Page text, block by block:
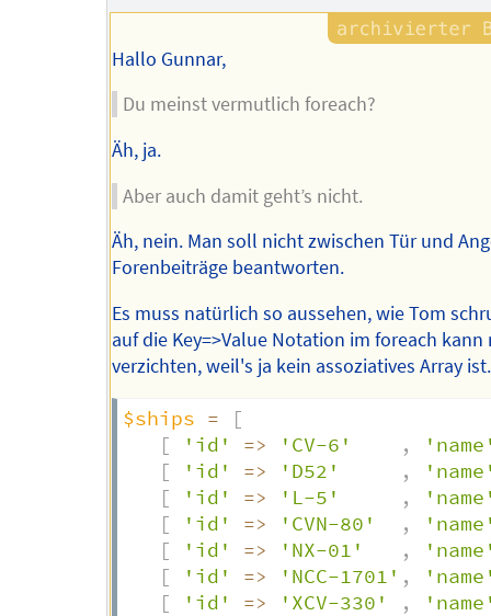
Hallo Gunnar,
Du meinst vermutlich foreach?
Äh, ja.
Aber auch damit geht’s nicht.
Äh, nein. Man soll nicht zwischen Tür und
Forenbeiträge beantworten.
Es muss natürlich so aussehen, wie Tom
auf die Key=>Value Notation im foreach kann
verzichten, weil's ja kein assoziatives Array ist.
$ships =
[
[
'id' => 'CV-6' ,
[
'id' => 'D52' ,
[
'id' => 'L-5' ,
[
'id' => 'CVN-80' ,
[
'id' => 'NX-01' ,
[
'id' => 'NCC-1701' ,
[
'id' => 'XCV-330' ,